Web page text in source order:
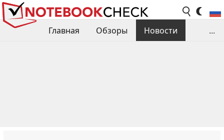
Главная Обзоры
Новости
...